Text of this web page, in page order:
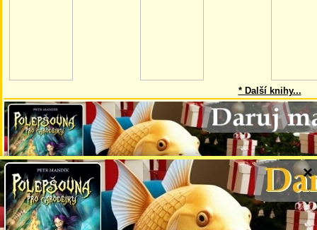
* Další knihy...
Tato stránka je součástí projektu AskMaps, v jehož rámci vznikají mapy
velkých světových měst. Ty pokrývají důležité části těchto měst, důležité
památky, často i městskou dopravu, ubytování, restaurace apod. Na
×